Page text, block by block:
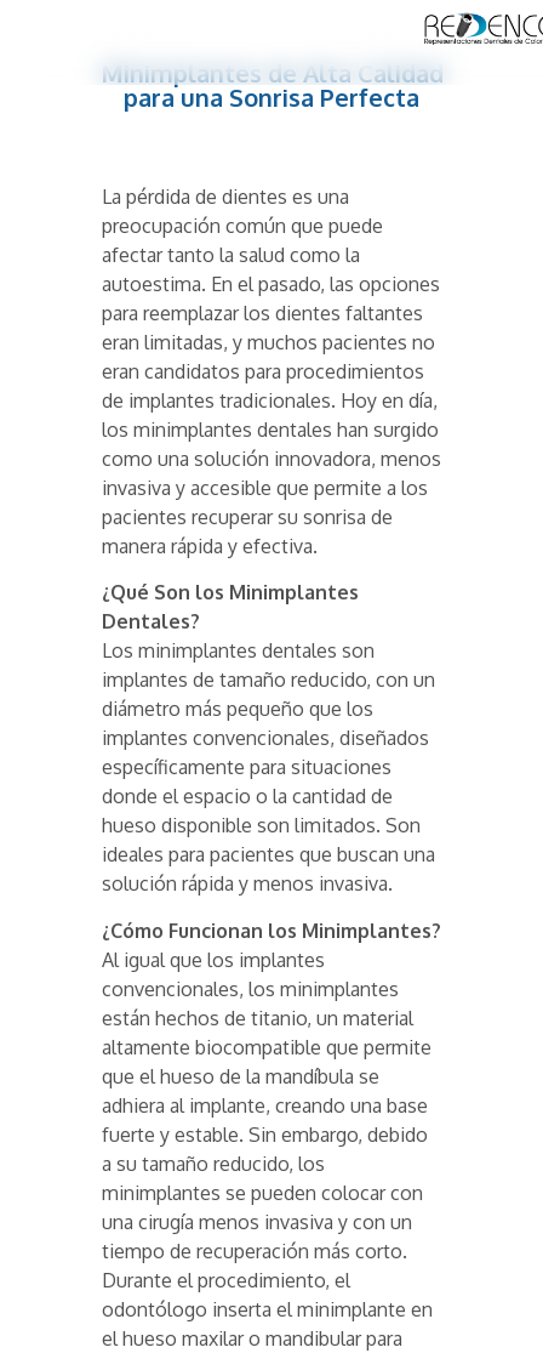
Minimplantes de Alta Calidad
para una Sonrisa Perfecta
La pérdida de dientes es una
preocupación común que puede
afectar tanto la salud como la
autoestima. En el pasado, las opciones
para reemplazar los dientes faltantes
eran limitadas, y muchos pacientes no
eran candidatos para procedimientos
de implantes tradicionales. Hoy en día,
los minimplantes dentales han surgido
como una solución innovadora, menos
invasiva y accesible que permite a los
pacientes recuperar su sonrisa de
manera rápida y efectiva.
¿Qué Son los Minimplantes
Dentales?
Los minimplantes dentales son
implantes de tamaño reducido, con un
diámetro más pequeño que los
implantes convencionales, diseñados
específicamente para situaciones
donde el espacio o la cantidad de
hueso disponible son limitados. Son
ideales para pacientes que buscan una
solución rápida y menos invasiva.
¿Cómo Funcionan los Minimplantes?
Al igual que los implantes
convencionales, los minimplantes
están hechos de titanio, un material
altamente biocompatible que permite
que el hueso de la mandíbula se
adhiera al implante, creando una base
fuerte y estable. Sin embargo, debido
a su tamaño reducido, los
minimplantes se pueden colocar con
una cirugía menos invasiva y con un
tiempo de recuperación más corto.
Durante el procedimiento, el
odontólogo inserta el minimplante en
el hueso maxilar o mandibular para